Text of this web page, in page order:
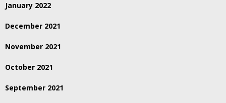
January 2022
December 2021
November 2021
October 2021
September 2021